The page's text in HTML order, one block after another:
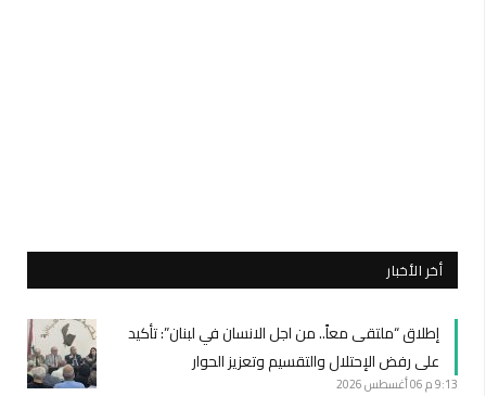
أخر الأخبار
إطلاق “ملتقى معاً.. من اجل الانسان في لبنان”: تأكيد
على رفض الإحتلال والتقسيم وتعزيز الحوار
9:13 م 06 أغسطس 2026